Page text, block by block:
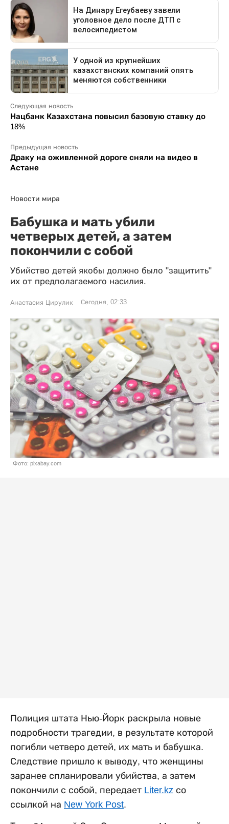
Следующая новость
Нацбанк Казахстана повысил базовую ставку до
18%
Предыдущая новость
Драку на оживленной дороге сняли на видео в
Астане
Новости мира
Бабушка и мать убили
четверых детей, а затем
покончили с собой
Убийство детей якобы должно было "защитить"
их от предполагаемого насилия.
Анастасия Цирулик Сегодня, 02:33
Фото: pixabay.com
Полиция штата Нью-Йорк раскрыла новые
подробности трагедии, в результате которой
погибли четверо детей, их мать и бабушка.
Следствие пришло к выводу, что женщины
заранее спланировали убийства, а затем
покончили с собой, передает Liter.kz со
ссылкой на New York Post.